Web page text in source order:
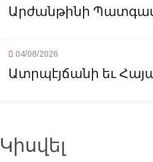
Արժանթինի
04/08/2026
Ատրպէյճանի եւ
Կիսվել